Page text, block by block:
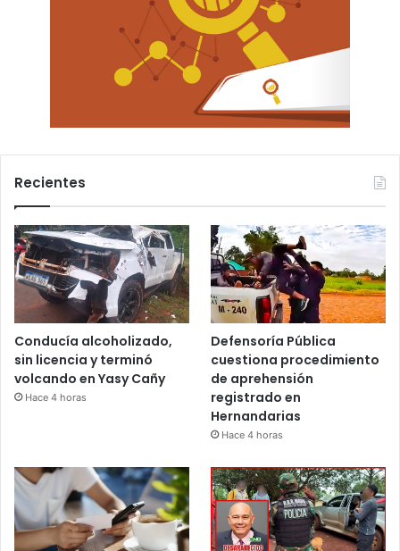
Recientes
Conducía alcoholizado,
sin licencia y terminó
volcando en Yasy Cañy
Hace 4 horas
Defensoría Pública
cuestiona procedimiento
de aprehensión
registrado en
Hernandarias
Hace 4 horas